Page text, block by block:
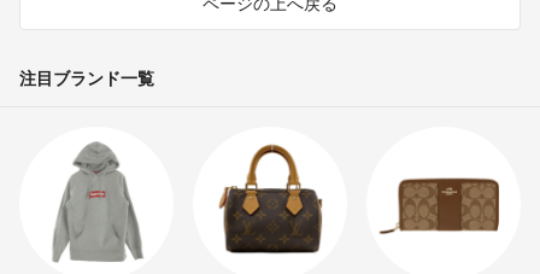
注目ブランド一覧